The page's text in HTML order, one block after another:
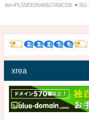
list=PL55EE9546627A9CD6 ▼SU...
xrea